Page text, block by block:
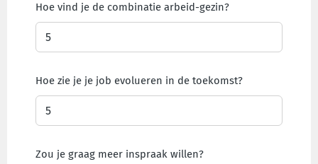
Hoe vind je de combinatie arbeid-gezin?
Hoe zie je je job evolueren in de toekomst?
Zou je graag meer inspraak willen?